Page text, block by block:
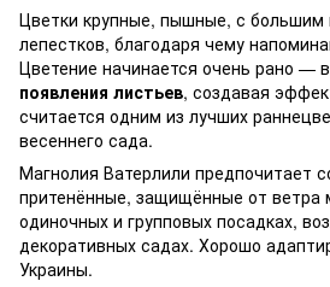
Цветки крупные, пышные, с большим
лепестков, благодаря чему
Цветение начинается очень рано —
появления листьев, создавая
считается одним из лучших
весеннего сада.
Магнолия Ватерлили предпочитает
притенённые, защищённые от ветра
одиночных и групповых посадках,
декоративных садах. Хорошо
Украины.